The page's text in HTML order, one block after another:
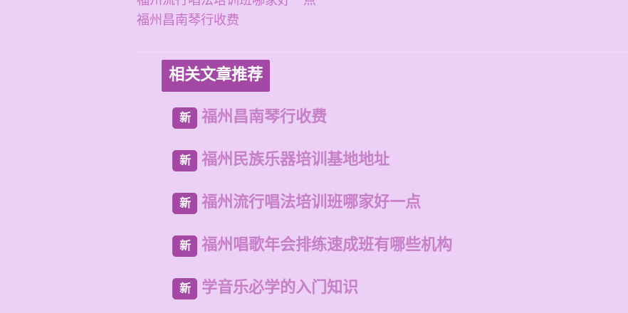
福州昌南琴行收费
相关文章推荐
新 福州昌南琴行收费
新 福州民族乐器培训基地地址
新 福州流行唱法培训班哪家好一点
新 福州唱歌年会排练速成班有哪些机构
新 学音乐必学的入门知识